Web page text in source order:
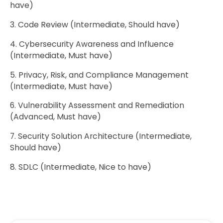
have)
3. Code Review (Intermediate, Should have)
4. Cybersecurity Awareness and Influence
(Intermediate, Must have)
5. Privacy, Risk, and Compliance Management
(Intermediate, Must have)
6. Vulnerability Assessment and Remediation
(Advanced, Must have)
7. Security Solution Architecture (Intermediate,
Should have)
8. SDLC (Intermediate, Nice to have)